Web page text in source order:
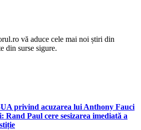
vă aduce cele mai noi știri din
din surse sigure.
privind acuzarea lui Anthony Fauci
Rand Paul cere sesizarea imediată a